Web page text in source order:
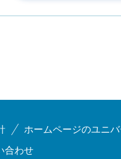
ホームページのユニ
合わせ